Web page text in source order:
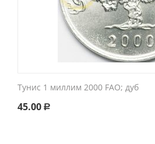
Тунис 1 миллим 2000 FAO; дуб
45.00 Р